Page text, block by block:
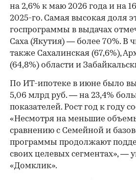
на 2,6% к маю 2026 года и на
2025-го. Самая высокая доля
госпрограммы в выдачах
Саха (Якутия) — более 70%. В
также Сахалинская (67,6%),
(64,8%) области и
По ИТ-ипотеке в июне было
5,06 млрд руб. — на 23,4%
показателей. Рост год к году
«Несмотря на меньшие
сравнению с Семейной и
программы продолжают
своих целевых сегментах», —
«Домклик».